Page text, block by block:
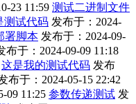
23 11:59 测试二进制文件
测试代码 发布于：2024-
署脚本 发布于：2024-09-
布于：2024-09-09 11:18
这是我的测试代码 发布
布于：2024-05-15 22:42
09 11:25 参数传递测试 发